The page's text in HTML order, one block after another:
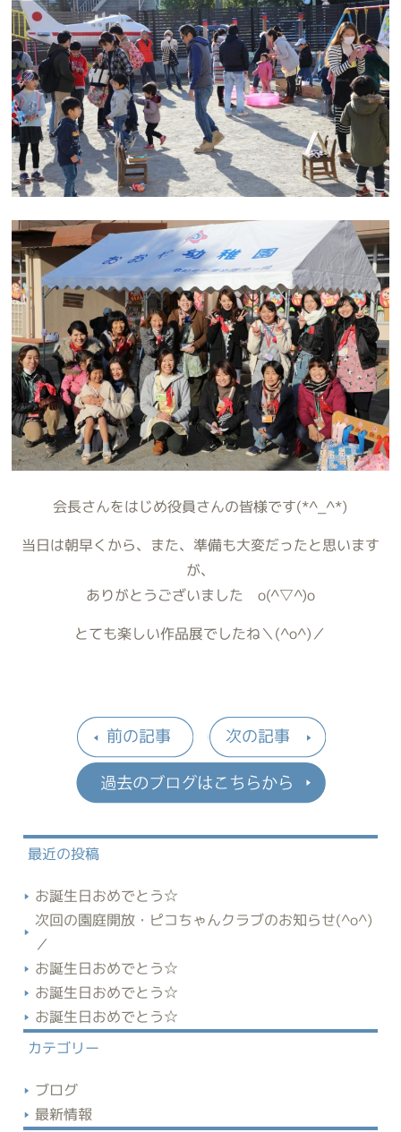
会長さんをはじめ役員さんの皆様です(*^_^*)
当日は朝早くから、また、準備も大変だったと思います
が、
ありがとうございました o(^▽^)o
とても楽しい作品展でしたね＼(^o^)／
前の記事 次の記事
最近の投稿
お誕生日おめでとう☆
次回の園庭開放・ピコちゃんクラブのお知らせ(^o^)
／
お誕生日おめでとう☆
お誕生日おめでとう☆
お誕生日おめでとう☆
カテゴリー
ブログ
最新情報